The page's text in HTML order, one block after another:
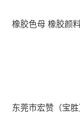
橡胶色母 橡胶颜
东莞市宏赞（宝